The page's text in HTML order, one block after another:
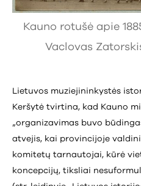
Kauno rotušė apie
Vaclovas
Lietuvos muziejininkystės
Keršytė tvirtina, kad Kauno
„organizavimas buvo
atvejis, kai provincijoje
komitetų tarnautojai, kūrė
koncepcijų, tiksliai